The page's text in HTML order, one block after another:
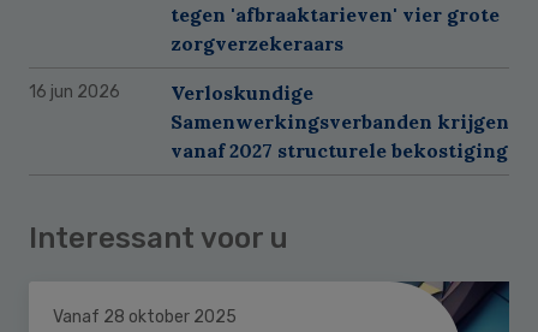
tegen 'afbraaktarieven' vier grote
zorgverzekeraars
16 jun 2026
Verloskundige
Samenwerkingsverbanden krijgen
vanaf 2027 structurele bekostiging
Interessant voor u
Vanaf 28 oktober 2025